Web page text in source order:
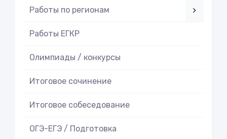
Работы по регионам
Работы ЕГКР
Олимпиады / конкурсы
Итоговое cочинение
Итоговое cобеседование
ОГЭ-ЕГЭ / Подготовка